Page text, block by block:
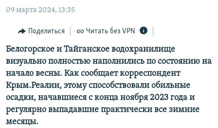
главной
навигации
Вернутся
поиску
11 ЛЕТ ОККУПАЦИИ КРЫМА. 11 ИСТОРИЙ СОПРОТИВЛЕНИЯ
ЕЩЕ
ИНТЕРАКТИВ
ИНФОГРАФИКА
ТЕЛЕПРОЕКТ КРЫМ.РЕАЛИИ
СОВЕТЫ ПРАВОЗАЩИТНИКОВ
ПРОПАВШИЕ БЕЗ ВЕСТИ
ПОБЕДИТЕЛЕЙ НЕ СУДЯТ?
РАДІО СВОБОДА
КАК ОБОЙТИ БЛОКИРОВКУ
Українською
Qırımtatar
ПРИСОЕДИНЯЙТЕСЬ!
09 марта 2024, 13:35
Поделиться Читать без VPN
Белогорское и Тайганское водохранилище
визуально полностью наполнились по состоянию на
начало весны. Как сообщает корреспондент
Крым.Реалии, этому способствовали обильные
осадки, начавшиеся с конца ноября 2023 года и
регулярно выпадавшие практически все зимние
месяцы.